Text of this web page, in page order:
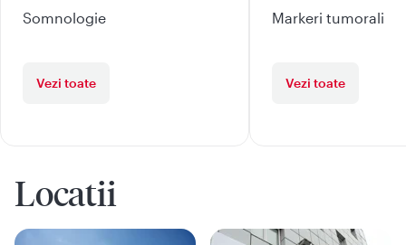
Somnologie
Vezi toate
Markeri tumorali
Vezi toate
Locatii